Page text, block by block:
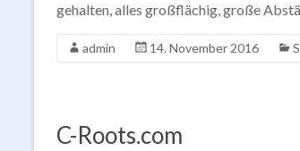
gehalten, alles großflächig, große
admin 14. November 2016
C-Roots.com